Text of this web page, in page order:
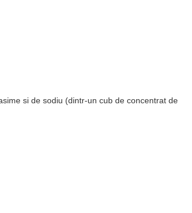
si de sodiu (dintr-un cub de concentrat de